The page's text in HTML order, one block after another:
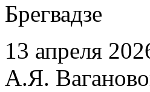
Брегвадзе
13 апреля
А.Я.